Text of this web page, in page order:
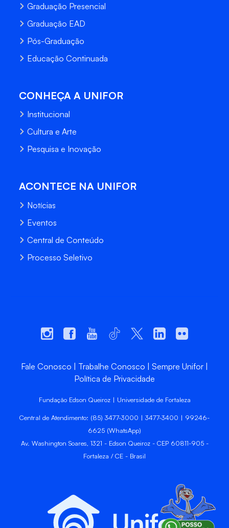
Graduação Presencial
Graduação EAD
Pós-Graduação
Educação Continuada
CONHEÇA A UNIFOR
Institucional
Cultura e Arte
Pesquisa e Inovação
ACONTECE NA UNIFOR
Notícias
Eventos
Central de Conteúdo
Processo Seletivo
Fale Conosco Trabalhe Conosco
Sempre Unifor
Política de Privacidade
Fundação Edson Queiroz | Universidade de Fortaleza
Central de Atendimento: (85) 3477-3000 | 3477-3400 | 99246-
6625 (WhatsApp)
Av. Washington Soares, 1321 - Edson Queiroz - CEP 60811-905 -
Fortaleza / CE - Brasil